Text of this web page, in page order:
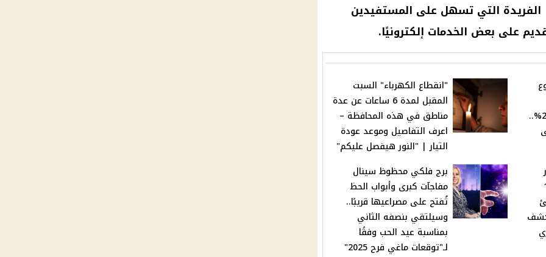
الفريدة التي تسهل على المستفيدين
على بعض الخدمات إلكترونيًا.
شهادة استثمار بعائد 250%..
"انقطاع الكهرباء" السبت
المقبل لمدة 6 ساعات عن عدة
مناطق في هذه المحافظة –
اعرف التفاصيل وموعد عودة
التيار | "النور هيفصل عليكم"
13
تكشف
برج فلكي محظوظ سينال
مفاجآت كبرى وأبواب الحظ
تُفتح على مصراعيها قريبًا..
وسيلتقي بنصفه الثاني
بمناسبة عيد الحب وفقًا
لـ"توقعات ماغي فرح 2025"